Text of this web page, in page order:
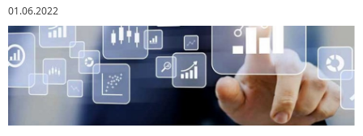
01.06.2022